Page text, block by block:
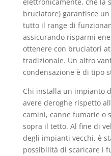
elettronicamente, che la
bruciatore) garantisce
tutto il range di
assicurando risparmi
ottenere con bruciatori
tradizionale. Un altro
condensazione è di tipo
Chi installa un impianto
avere deroghe rispetto
camini, canne fumarie o
sopra il tetto. Al fine di
degli impianti vecchi, è
possibilità di scaricare i